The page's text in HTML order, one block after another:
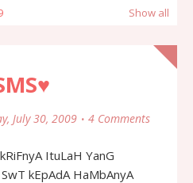
Show all
July 30, 2009 4 Comments
ItuLaH YanG
kEpAdA HaMbAnyA